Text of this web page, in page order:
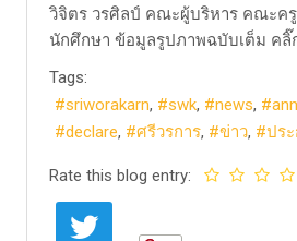
วิจิตร วรศิลป์ คณะผู้บริหาร คณะค
นักศึกษา ข้อมูลรูปภาพฉบับเต็ม​ คลิ๊
Tags:
sriworakarn
swk news
declare
ศรีวรการ ข่าว ปร
Rate this blog entry: